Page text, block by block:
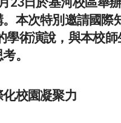
本次特別邀請國際
學術演說，與本校
。
校園凝聚力